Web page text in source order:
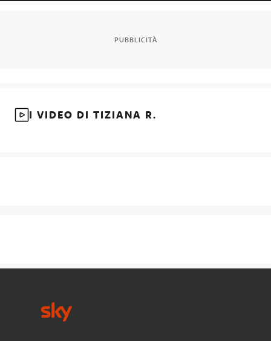
PUBBLICITÀ
I VIDEO DI TIZIANA R.